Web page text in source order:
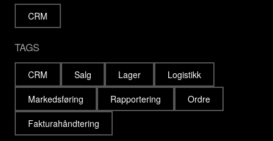
CRM
TAGS
CRM Salg Lager
Logistikk
Markedsføring
Rapportering
Ordre
Fakturahåndtering